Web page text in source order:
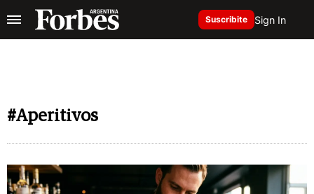
Suscribite Sign In
#Aperitivos